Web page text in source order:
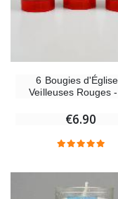
6 Bougies
Veilleuses Rouges
€6.90